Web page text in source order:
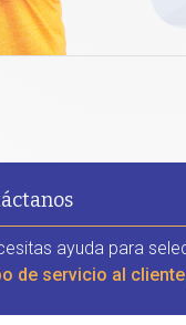
ayuda para
de servicio al cliente